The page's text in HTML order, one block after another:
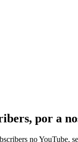
por a
no YouTube,